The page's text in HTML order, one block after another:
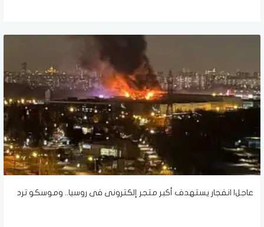
عاجل| انفجار يستهدف أكبر متجر إلكترونى فى روسيا.. وموسكو ترد